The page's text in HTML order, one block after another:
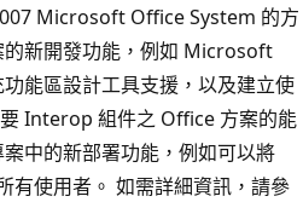
Microsoft Office System 的方
新開發功能，例如 Microsoft
能區設計工具支援，以及建立使
Interop 組件之 Office 方案的能
中的新部署功能，例如可以將
有使用者。 如需詳細資訊，請參